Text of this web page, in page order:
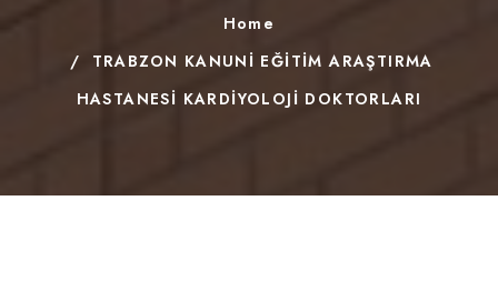
Home
TRABZON KANUNİ EĞİTİM ARAŞTIRMA
HASTANESİ KARDİYOLOJİ DOKTORLARI